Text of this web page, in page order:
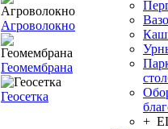
Агроволокно
Геомембрана
Геосетка
+